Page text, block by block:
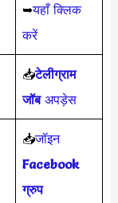
➥यहाँ क्लिक
करें
📥टेलीग्राम
जॉबअपड़ेस
📥जॉइन
Facebook
ग्रुप